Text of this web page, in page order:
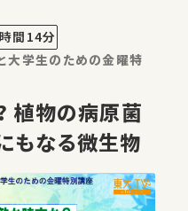
間14分
大学生のための金曜特
植物の病原菌
もなる微生物